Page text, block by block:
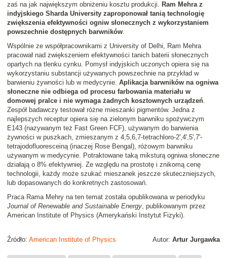
zaś na jak największym obniżeniu kosztu produkcji. Ram Mehra z
indyjskiego Sharda University zaproponował tanią technologię
zwiększenia efektywności ogniw słonecznych z wykorzystaniem
powszechnie dostępnych barwników.
Wspólnie ze współpracownikami z University of Delhi, Ram Mehra
pracował nad zwiększeniem efektywności tanich baterii słonecznych
opartych na tlenku cynku. Pomysł indyjskich uczonych opiera się na
wykorzystaniu substancji używanych powszechnie na przykład w
barwieniu żywności lub w medycynie. Aplikacja barwników na ogniwa
słoneczne nie odbiega od procesu farbowania materiału w
domowej pralce i nie wymaga żadnych kosztownych urządzeń.
Zespół badawczy testował różne mieszanki pigmentów. Jedna z
najlepszych receptur opiera się na zielonym barwniku spożywczym
E143 (nazywanym też Fast Green FCF), używanym do barwienia
żywności w puszkach, zmieszanym z 4,5,6,7-tetrachloro-2',4',5',7'-
tetrajodofluoresceiną (inaczej Rose Bengal), różowym barwniku
używanym w medycynie. Potraktowane taką miksturą ogniwa słoneczne
działają o 8% efektywniej. Ze względu na prostotę i znikomą cenę
technologii, każdy może szukać mieszanek jeszcze skuteczniejszych,
lub dopasowanych do konkretnych zastosowań.
Praca Rama Mehry na ten temat została opublikowana w periodyku
Journal of Renewable and Sustainable Energy, publikowanym przez
American Institute of Physics (Amerykański Instytut Fizyki).
Autor: Artur Jurgawka
Źródło: American Institute of Physics